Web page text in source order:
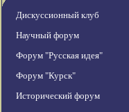
Дискуссионный клуб
Научный форум
Форум "Русская идея"
Форум "Курск"
Исторический форум